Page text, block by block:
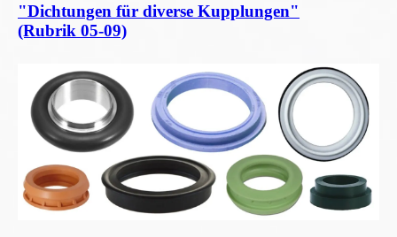
"Dichtungen für diverse Kupplungen"
(Rubrik 05-09)